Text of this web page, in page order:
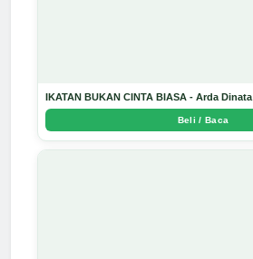
IKATAN BUKAN CINTA BIASA - Arda Dinata
Beli / Baca